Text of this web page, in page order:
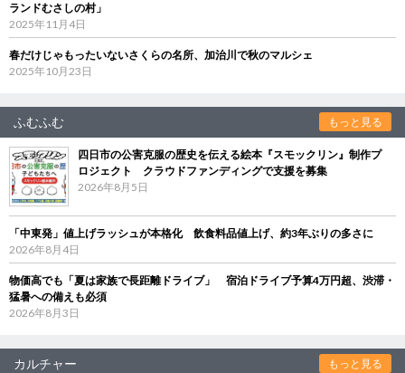
ランドむさしの村」
2025年11月4日
春だけじゃもったいないさくらの名所、加治川で秋のマルシェ
2025年10月23日
ふむふむ もっと見る
四日市の公害克服の歴史を伝える絵本『スモックリン』制作プ
ロジェクト クラウドファンディングで支援を募集
2026年8月5日
「中東発」値上げラッシュが本格化 飲食料品値上げ、約3年ぶりの多さに
2026年8月4日
物価高でも「夏は家族で長距離ドライブ」 宿泊ドライブ予算4万円超、渋滞・
猛暑への備えも必須
2026年8月3日
カルチャー もっと見る